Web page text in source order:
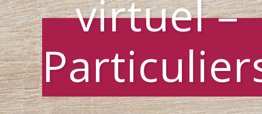
virtuel –